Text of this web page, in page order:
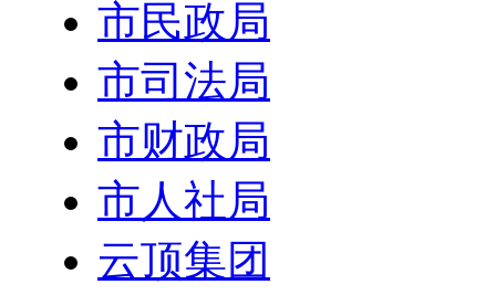
市民政局
市司法局
市财政局
市人社局
云顶集团